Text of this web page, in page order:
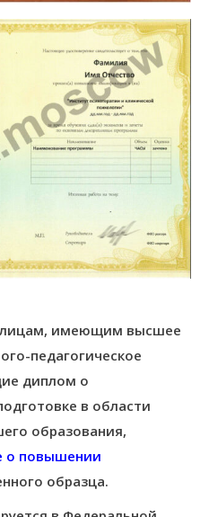
лицам, имеющим высшее
педагогическое
диплом о
в области
образования,
о повышении
образца.